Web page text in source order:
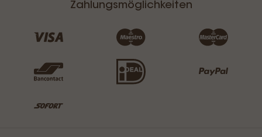
Zahlungsmöglichkeiten